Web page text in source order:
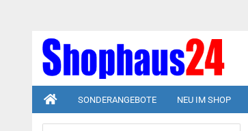
SONDERANGEBOTE NEU IM SHOP